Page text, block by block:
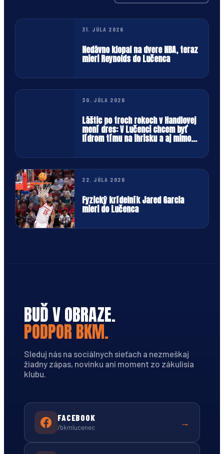
31. JÚLA 2026
Nedávno klopal na dvere NBA, teraz
mieri Reynolds do Lučenca
30. JÚLA 2026
Láštic po troch rokoch v Handlovej
mení dres: V Lučenci chcem byť
lídrom tímu na ihrisku a aj mimo
22. JÚLA 2026
Fyzický krídelník Jared Garcia
mieri do Lučenca
BUĎ V OBRAZE.
PODPOR BKM.
Sleduj nás na sociálnych sieťach a nezmeškaj
žiadny zápas, novinku ani moment zo zákulisia
klubu.
FACEBOOK
/bkmlucenec →